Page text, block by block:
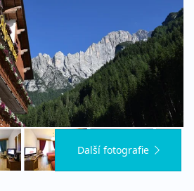
Další fotografie